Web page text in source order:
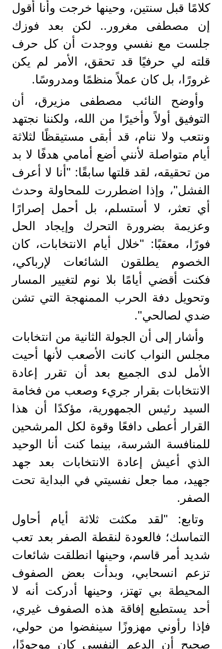
كلامًا قبل سنتين، وحينها خرجت وأنا أقول
إن مصطفى مغرور.. لكن بعد فوزك
جلست مع نفسي ووجدت أن كل حرف
قلته لي حرفيًا قد تحقق، الأمر لم يكن
غرورًا، بل كان عملاً منظمًا ومدروسًا.
وأوضح النائب مصطفى مزيرق، أن
التوفيق أولاً وأخيرًا من الله، ولكننا نجتهد
ونتعب ولا ننام، قد أبقى مستيقظًا لثلاثة
أيام متواصلة لأنني أضع أمامي هدفًا لا بد
من تحقيقه، لقد قلتها سابقًا: "أنا لا أعرف
الفشل"، وإذا اضطررت للمحاولة وحدث
أي تعثر، لا أستسلم، بل أحمل إصرارًا
وعزيمة بضرورة التحرك وإيجاد الحل
فورًا، معقبًا: "خلال أيام الانتخابات، كان
الخصوم يطلقون الشائعات لإرباكي،
فكنت أقضي أيامًا بلا نوم لتغيير المسار
وتحويل دفة الحرب الممنهجة التي تشن
ضدي لصالحي".
وأشار إلى أن الجولة الثانية من انتخابات
مجلس النواب كانت الأصعب لأنها أحيت
الأمل لدى الجميع بعد أن تقرر إعادة
الانتخابات بقرار جريء وصعب من فخامة
السيد رئيس الجمهورية، مؤكدًا أن هذا
القرار أعطى دافعًا وقوة لكل المرشحين
للمنافسة الشرسة، بينما كنت أنا الوحيد
الذي أعيش إعادة الانتخابات بعد جهد
جهيد، مما جعل نفسيتي في البداية تحت
الصفر.
وتابع: "لقد مكثت ثلاثة أيام أحاول
التماسك؛ فالعودة لنقطة الصفر بعد تعب
شديد أمر قاسم، وحينها انطلقت شائعات
تزعم انسحابي، وبدأت بعض الصفوف
المحيطة بي تهتز، وحينها أدركت أنه لا
أحد يستطيع إفاقة هذه الصفوف غيري،
فإذا رأوني مهزوزًا سينفضوا من حولي،
صحيح أن الدعم النفسي كان موجودًا،